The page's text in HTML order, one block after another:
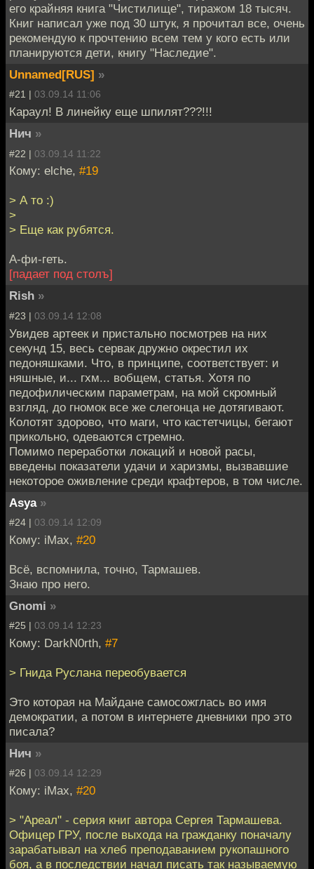
его крайняя книга "Чистилище", тиражом 18 тысяч.
Книг написал уже под 30 штук, я прочитал все, очень
рекомендую к прочтению всем тем у кого есть или
планируются дети, книгу "Наследие".
Unnamed[RUS] »
#21 | 03.09.14 11:06
Караул! В линейку еще шпилят???!!!
Нич »
#22 | 03.09.14 11:22
Кому: elche, #19
> А то :)
>
> Еще как рубятся.
А-фи-геть.
[падает под столъ]
Rish »
#23 | 03.09.14 12:08
Увидев артеек и пристально посмотрев на них
секунд 15, весь сервак дружно окрестил их
педоняшками. Что, в принципе, соответствует: и
няшные, и... гхм... вобщем, статья. Хотя по
педофилическим параметрам, на мой скромный
взгляд, до гномок все же слегонца не дотягивают.
Колотят здорово, что маги, что кастетчицы, бегают
прикольно, одеваются стремно.
Помимо переработки локаций и новой расы,
введены показатели удачи и харизмы, вызвавшие
некоторое оживление среди крафтеров, в том числе.
Asya »
#24 | 03.09.14 12:09
Кому: iMax, #20
Всё, вспомнила, точно, Тармашев.
Знаю про него.
Gnomi »
#25 | 03.09.14 12:23
Кому: DarkN0rth, #7
> Гнида Руслана переобувается
Это которая на Майдане самосожглась во имя
демократии, а потом в интернете дневники про это
писала?
Нич »
#26 | 03.09.14 12:29
Кому: iMax, #20
> "Ареал" - серия книг автора Сергея Тармашева.
Офицер ГРУ, после выхода на гражданку поначалу
зарабатывал на хлеб преподаванием рукопашного
боя, а в последствии начал писать так называемую